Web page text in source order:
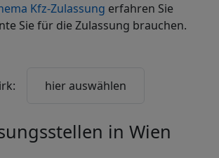
Kfz-Zulassung erfahren Sie
Sie für die Zulassung brauchen.
hier auswählen
in Wien